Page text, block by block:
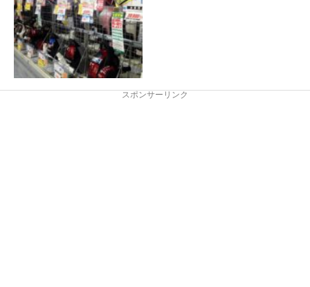
スポンサーリンク